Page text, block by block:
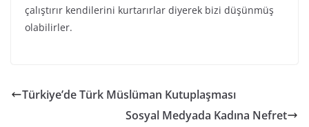
çalıştırır kendilerini kurtarırlar diyerek bizi düşünmüş
olabilirler.
Türkiye’de Türk Müslüman Kutuplaşması
Sosyal Medyada Kadına Nefret